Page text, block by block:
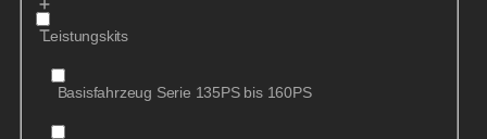
Leistungskits
Basisfahrzeug Serie 135PS bis 160PS